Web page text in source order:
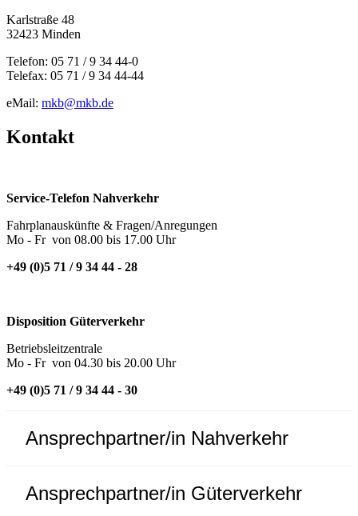
Karlstraße 48
32423 Minden
Telefon: 05 71 / 9 34 44-0
Telefax: 05 71 / 9 34 44-44
eMail: mkb@mkb.de
Kontakt
Service-Telefon Nahverkehr
Fahrplanauskünfte & Fragen/Anregungen
Mo - Fr von 08.00 bis 17.00 Uhr
+49 (0)5 71 / 9 34 44 - 28
Disposition Güterverkehr
Betriebsleitzentrale
Mo - Fr von 04.30 bis 20.00 Uhr
+49 (0)5 71 / 9 34 44 - 30
Ansprechpartner/in Nahverkehr
Ansprechpartner/in Güterverkehr